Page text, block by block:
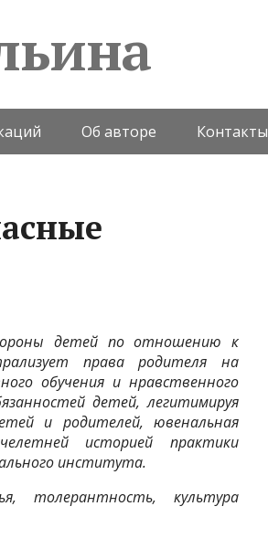
Об авторе Контакты
детей по отношению к
права родителя на
обучения и нравственного
детей, легитимируя
и родителей, ювенальная
историей практики
института.
толерантность, культура